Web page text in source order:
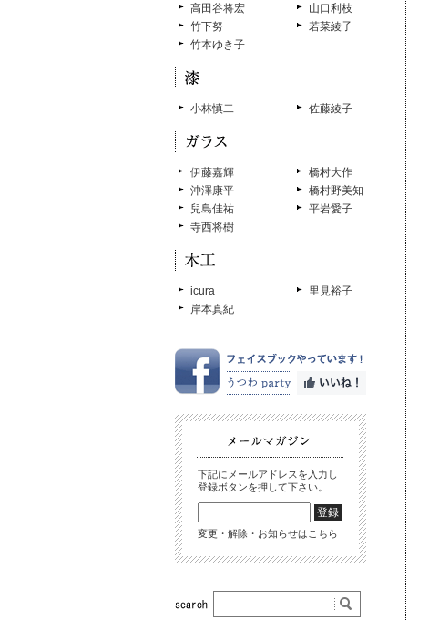
高田谷将宏
竹下努
竹本ゆき子
山口利枝
若菜綾子
小林慎二 佐藤綾子
伊藤嘉輝
沖澤康平
兒島佳祐
寺西将樹
橋村大作
橋村野美知
平岩愛子
icura
岸本真紀
里見裕子
下記にメールアドレスを入力し
登録ボタンを押して下さい。
変更・解除・お知らせはこちら